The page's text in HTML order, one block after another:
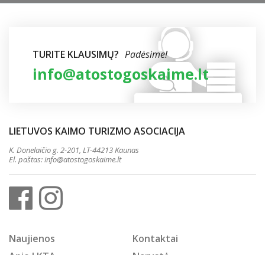
TURITE KLAUSIMŲ? Padėsime!
info@atostogoskaime.lt
LIETUVOS KAIMO TURIZMO ASOCIACIJA
K. Donelaičio g. 2-201, LT-44213 Kaunas
El. paštas:info@atostogoskaime.lt
Naujienos
Kontaktai